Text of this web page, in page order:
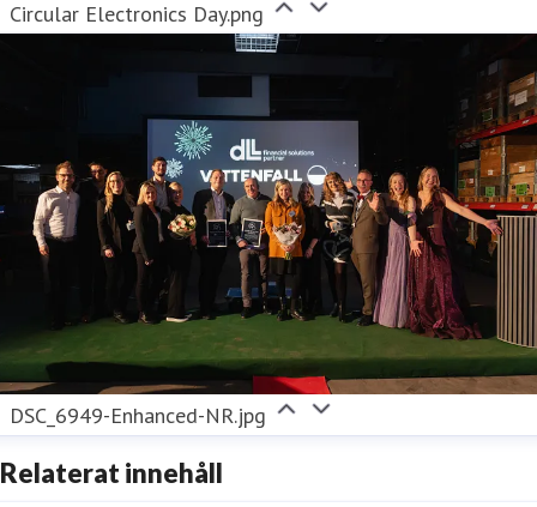
Circular Electronics Day.png
DSC_6949-Enhanced-NR.jpg
Relaterat innehåll